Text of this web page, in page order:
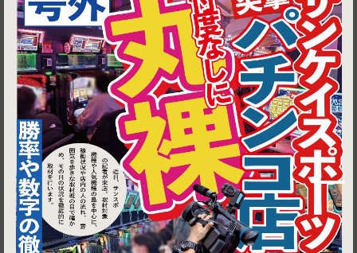
1
大手町駅│ル・コネスール 丸ノ内ホテル店